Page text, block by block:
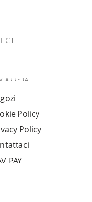
ARREDA
Policy
Policy
PAY